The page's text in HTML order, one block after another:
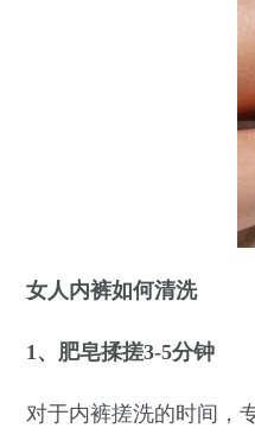
女人内裤如何清洗
1、肥皂揉搓3-5分钟
对于内裤搓洗的时间，